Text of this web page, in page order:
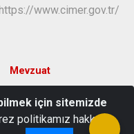
Mevzuat
Pursaklar/ANKARA
için sitemizde
politikamız hakkında